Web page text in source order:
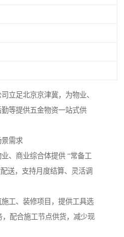
立足北京京津冀，为物业、
等提供五金物资一站式供
需求​
、商业综合体提供 “常备工
送，支持月度结算、灵活调
工、装修项目，提供工具选
配合施工节点供货，减少现